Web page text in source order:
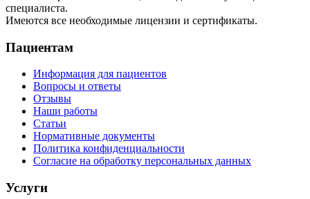
специалиста.
Имеются все необходимые лицензии и сертификаты.
Пациентам
Информация для пациентов
Вопросы и ответы
Отзывы
Наши работы
Статьи
Нормативные документы
Политика конфиденциальности
Согласие на обработку персональных данных
Услуги